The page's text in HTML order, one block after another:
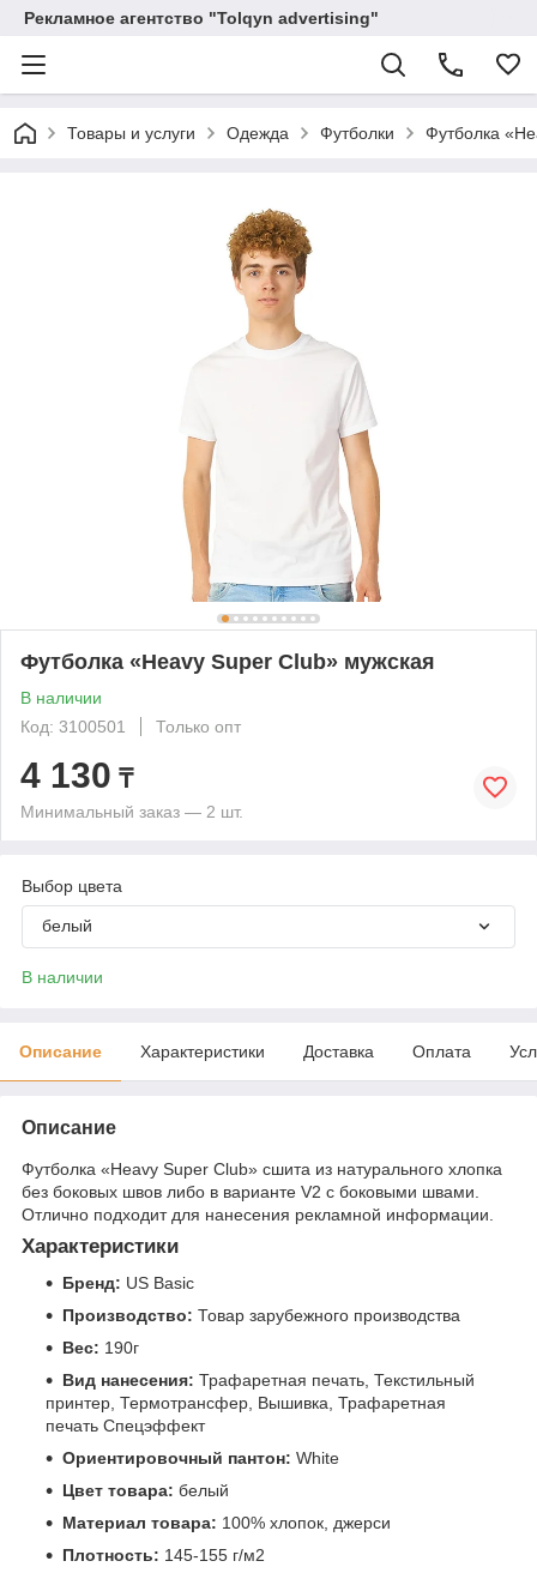
Рекламное агентство "Tolqyn advertising"
Товары и услуги Одежда Футболки Футболка
Футболка «Heavy Super Club» мужская
В наличии
Код: 3100501
Только опт
4 130 ₸
Минимальный заказ — 2 шт.
Выбор цвета
белый
В наличии
Описание Характеристики Доставка Оплата
Описание
Футболка «Heavy Super Club» сшита из натурального хлопка
без боковых швов либо в варианте V2 с боковыми швами.
Отлично подходит для нанесения рекламной информации.
Характеристики
Бренд: US Basic
Производство: Товар зарубежного производства
Вес: 190г
Вид нанесения: Трафаретная печать, Текстильный
принтер, Термотрансфер, Вышивка, Трафаретная
печать Спецэффект
Ориентировочный пантон: White
Цвет товара: белый
Материал товара: 100% хлопок, джерси
Плотность: 145-155 г/м2